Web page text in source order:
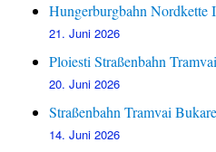
Hungerburgbahn Nordkette
21. Juni 2026
Ploiesti Straßenbahn Tramvai
20. Juni 2026
Straßenbahn Tramvai
14. Juni 2026